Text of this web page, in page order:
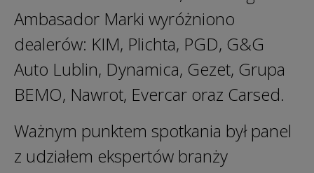
Ambasador Marki wyróżniono
dealerów: KIM, Plichta, PGD, G&G
Auto Lublin, Dynamica, Gezet, Grupa
BEMO, Nawrot, Evercar oraz Carsed.
Ważnym punktem spotkania był panel
z udziałem ekspertów branży